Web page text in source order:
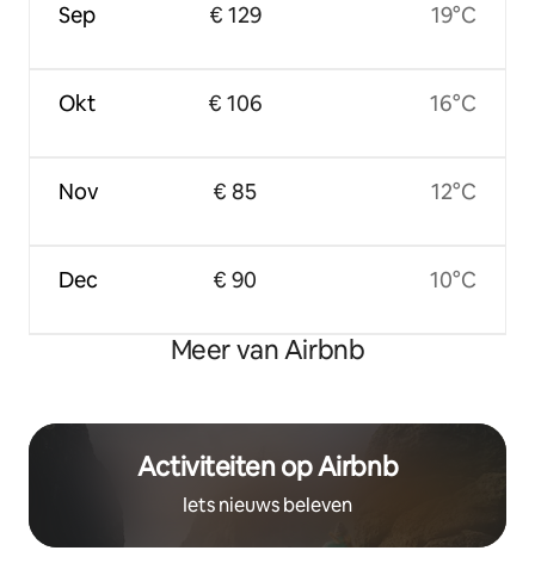
Sep
Okt
Nov
Dec
€ 129
€ 106
€ 85
€ 90
19°C
16°C
12°C
10°C
Meer van Airbnb
Activiteiten op Airbnb
Iets nieuws beleven